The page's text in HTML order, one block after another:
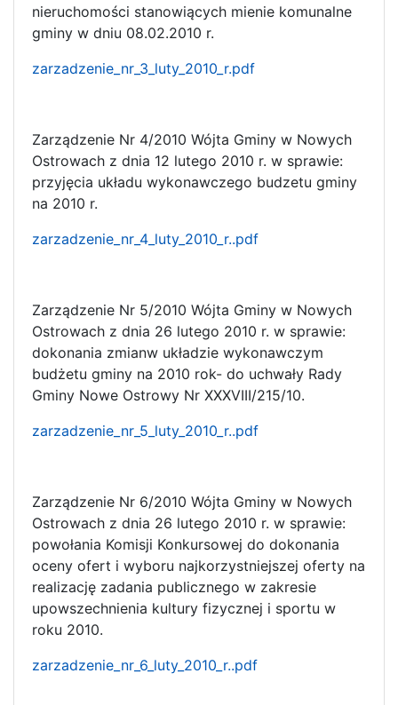
nieruchomości stanowiących mienie komunalne
gminy w dniu 08.02.2010 r.
zarzadzenie_nr_3_luty_2010_r.pdf
Zarządzenie Nr 4/2010 Wójta Gminy w Nowych
Ostrowach z dnia 12 lutego 2010 r. w sprawie:
przyjęcia układu wykonawczego budzetu gminy
na 2010 r.
zarzadzenie_nr_4_luty_2010_r..pdf
Zarządzenie Nr 5/2010 Wójta Gminy w Nowych
Ostrowach z dnia 26 lutego 2010 r. w sprawie:
dokonania zmianw układzie wykonawczym
budżetu gminy na 2010 rok- do uchwały Rady
Gminy Nowe Ostrowy Nr XXXVIII/215/10.
zarzadzenie_nr_5_luty_2010_r..pdf
Zarządzenie Nr 6/2010 Wójta Gminy w Nowych
Ostrowach z dnia 26 lutego 2010 r. w sprawie:
powołania Komisji Konkursowej do dokonania
oceny ofert i wyboru najkorzystniejszej oferty na
realizację zadania publicznego w zakresie
upowszechnienia kultury fizycznej i sportu w
roku 2010.
zarzadzenie_nr_6_luty_2010_r..pdf